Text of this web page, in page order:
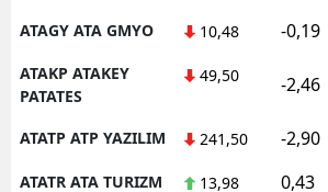
ATAGY ATA GMYO 10,48 -0,19
ATAKP ATAKEY
PATATES
49,50 -2,46
ATATP ATP YAZILIM 241,50 -2,90
ATATR ATA TURIZM 13,98 0,43